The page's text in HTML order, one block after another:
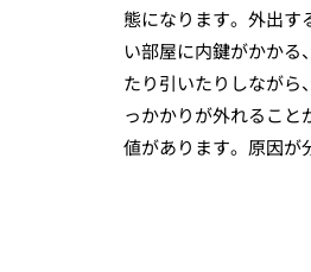
態になります。外出す
い部屋に内鍵がかか
たり引いたりしながら
っかかりが外れるこ
値があります。原因が